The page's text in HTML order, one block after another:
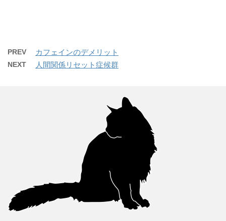
PREV カフェインのデメリット
NEXT 人間関係リセット症候群